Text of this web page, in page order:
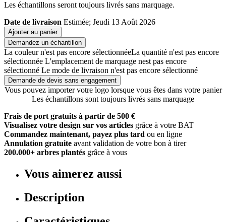
Les échantillons seront toujours livrés sans marquage.
Date de livraison Estimée; Jeudi 13 Août 2026
Ajouter au panier
Demandez un échantillon
La couleur n'est pas encore sélectionnéeLa quantité n'est pas encore
sélectionnée L'emplacement de marquage nest pas encore
sélectionné Le mode de livraison n'est pas encore sélectionné
Demande de devis sans engagement
Vous pouvez importer votre logo lorsque vous êtes dans votre panier
Les échantillons sont toujours livrés sans marquage
Frais de port gratuits à partir de 500 €
Visualisez votre design sur vos articles grâce à votre BAT
Commandez maintenant, payez plus tard ou en ligne
Annulation gratuite avant validation de votre bon à tirer
200.000+ arbres plantés grâce à vous
Vous aimerez aussi
Description